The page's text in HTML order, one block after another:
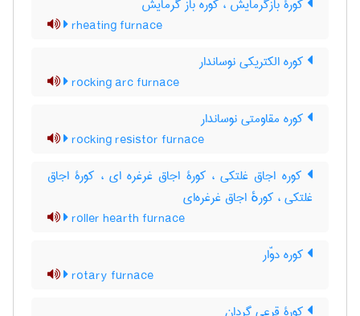
کورۀ بازگرمایش ، کوره باز گرمایش
rheating furnace
کوره الکتریکی نوساندار
rocking arc furnace
کوره مقاومتی نوساندار
rocking resistor furnace
کوره اجاق غلتکی ، کورۀ اجاق غرغره ای ، کورۀ اجاق
غلتکی ، کورهٔ اجاق غرغره‌ای
roller hearth furnace
کوره دوّار
rotary furnace